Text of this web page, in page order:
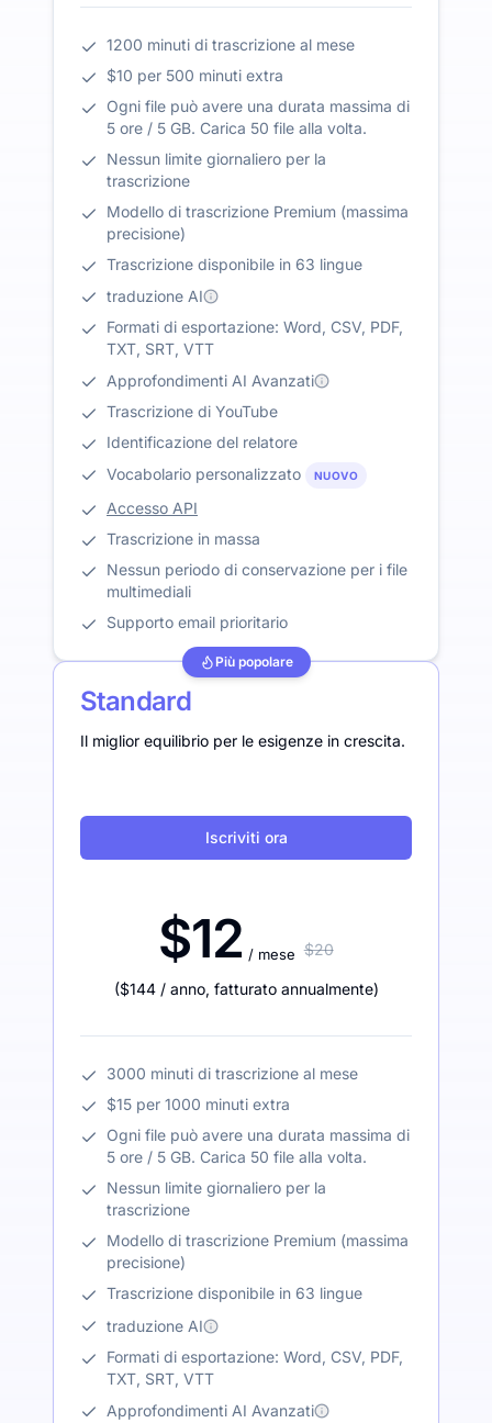
1200 minuti di trascrizione al mese
$10 per 500 minuti extra
Ogni file può avere una durata massima di
5 ore / 5 GB. Carica 50 file alla volta.
Nessun limite giornaliero per la
trascrizione
Modello di trascrizione Premium (massima
precisione)
Trascrizione disponibile in 63 lingue
traduzione AI
Formati di esportazione: Word, CSV, PDF,
TXT, SRT, VTT
Approfondimenti AI Avanzati
Trascrizione di YouTube
Identificazione del relatore
Vocabolario personalizzato
NUOVO
Accesso API
Trascrizione in massa
Nessun periodo di conservazione per i file
multimediali
Supporto email prioritario
Più popolare
Standard
Il miglior equilibrio per le esigenze in crescita.
Iscriviti ora
$12 / mese $20
($144 / anno, fatturato annualmente)
3000 minuti di trascrizione al mese
$15 per 1000 minuti extra
Ogni file può avere una durata massima di
5 ore / 5 GB. Carica 50 file alla volta.
Nessun limite giornaliero per la
trascrizione
Modello di trascrizione Premium (massima
precisione)
Trascrizione disponibile in 63 lingue
traduzione AI
Formati di esportazione: Word, CSV, PDF,
TXT, SRT, VTT
Approfondimenti AI Avanzati